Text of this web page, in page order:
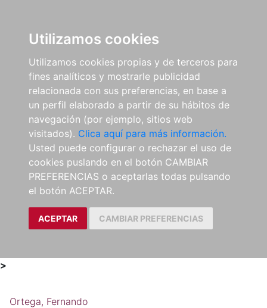
Utilizamos cookies
Utilizamos cookies propias y de terceros para
fines analíticos y mostrarle publicidad
relacionada con sus preferencias, en base a
un perfil elaborado a partir de su hábitos de
navegación (por ejemplo, sitios web
visitados). Clica aquí para más información.
Usted puede configurar o rechazar el uso de
cookies puslando en el botón CAMBIAR
PREFERENCIAS o aceptarlas todas pulsando
el botón ACEPTAR.
ACEPTAR CAMBIAR PREFERENCIAS
>
Ortega, Fernando